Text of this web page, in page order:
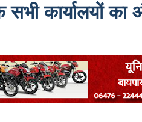
कार्यालयों का